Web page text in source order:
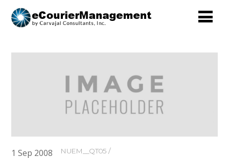
1 Sep 2008 NUEM__QT05